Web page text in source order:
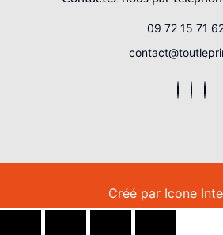
09 72 15 71
Créé par Icone